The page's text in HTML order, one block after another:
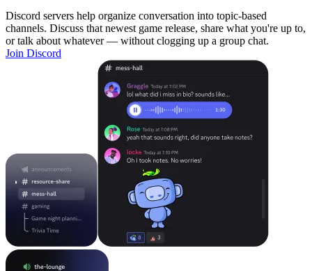
Discord servers help organize conversation into topic-based
channels. Discuss that newest game release, share what you're up to,
or talk about whatever — without clogging up a group chat.
Join Discord